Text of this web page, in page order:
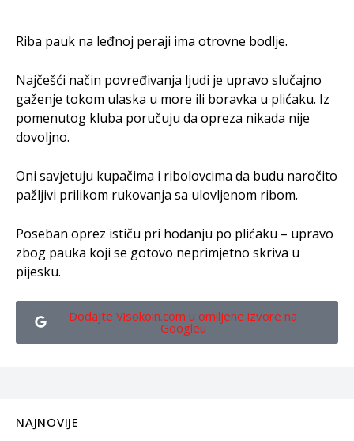
Riba pauk na leđnoj peraji ima otrovne bodlje.
Najčešći način povređivanja ljudi je upravo slučajno
gaženje tokom ulaska u more ili boravka u plićaku. Iz
pomenutog kluba poručuju da opreza nikada nije
dovoljno.
Oni savjetuju kupačima i ribolovcima da budu naročito
pažljivi prilikom rukovanja sa ulovljenom ribom.
Poseban oprez ističu pri hodanju po plićaku – upravo
zbog pauka koji se gotovo neprimjetno skriva u
pijesku.
Dodajte Visokoin.com u omiljene izvore na
Googleu
NAJNOVIJE